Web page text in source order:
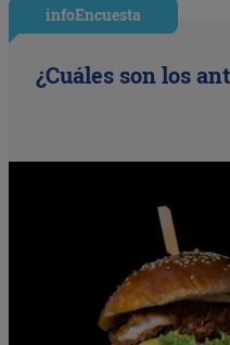
infoEncuesta
¿Cuáles son los